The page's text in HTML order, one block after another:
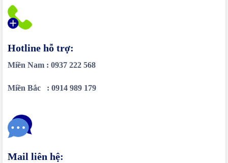
Hotline hỗ trợ:
Miền Nam : 0937 222 568
Miền Bắc : 0914 989 179
Mail liên hệ: